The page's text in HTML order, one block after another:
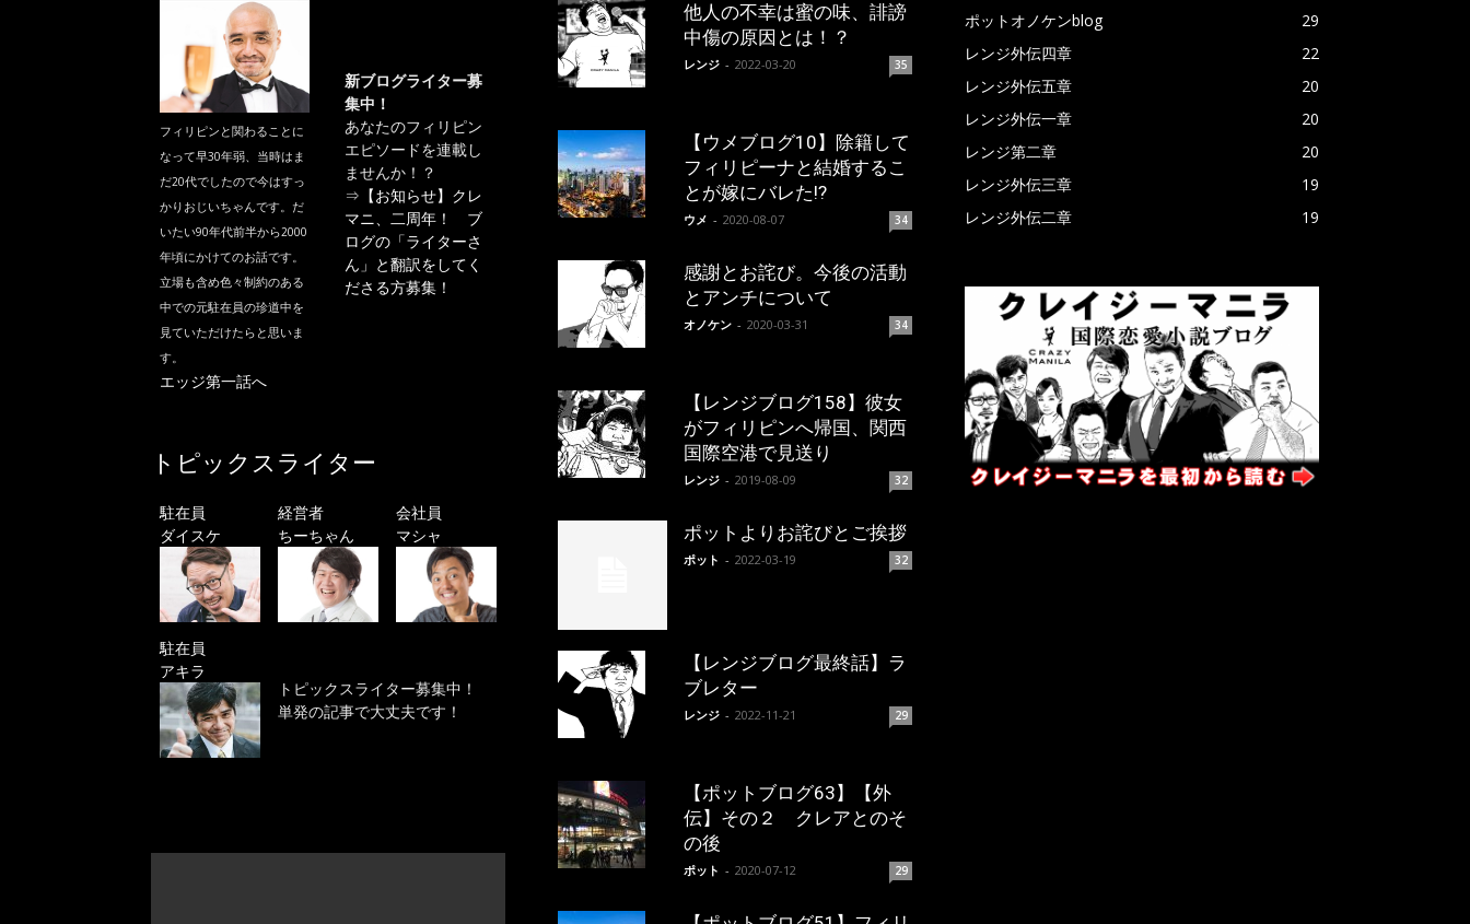
フィリピンと関わることに
なって早30年弱、当時はま
だ20代でしたので今はすっ
かりおじいちゃんです。だ
いたい90年代前半から2000
年頃にかけてのお話です。
立場も含め色々制約のある
中での元駐在員の珍道中を
見ていただけたらと思いま
す。
エッジ第一話へ
新ブログライター募
集中！
あなたのフィリピン
エピソードを連載し
ませんか！？
⇒ 【お知らせ】クレ
マニ、二周年！ ブ
ログの「ライターさ
ん」と翻訳をしてく
ださる方募集！
トピックスライター
駐在員
ダイスケ
経営者
ちーちゃん
会社員
マシャ
駐在員
アキラ
トピックスライター募集中！
単発の記事で大丈夫です！
他人の不幸は蜜の味、誹謗
中傷の原因とは！？
レンジ - 2022-03-20 35
【ウメブログ10】除籍して
フィリピーナと結婚するこ
とが嫁にバレた!?
ウメ - 2020-08-07 34
感謝とお詫び。今後の活動
とアンチについて
オノケン - 2020-03-31 34
【レンジブログ158】彼女
がフィリピンへ帰国、関西
国際空港で見送り
レンジ - 2019-08-09 32
ポットよりお詫びとご挨拶
ポット - 2022-03-19 32
【レンジブログ最終話】ラ
ブレター
レンジ - 2022-11-21 29
【ポットブログ63】【外
伝】その２ クレアとのそ
の後
ポット - 2020-07-12 29
ポットオノケンblog
29
レンジ外伝四章
22
レンジ外伝五章
20
レンジ外伝一章
20
レンジ第二章
20
レンジ外伝三章
19
レンジ外伝二章
19